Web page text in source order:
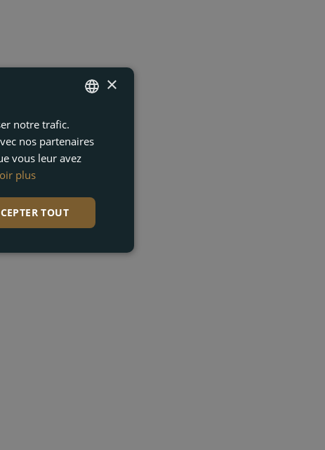
FRENCH
×
notre trafic.
nos partenaires
vous leur avez
plus
TOUT